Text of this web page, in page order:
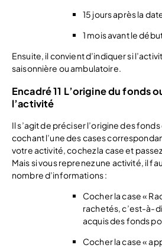
15 jours après la
1 mois avant le
Ensuite, il convient d’indiquer si
saisonnière ou ambulatoire.
Encadré 11 L’origine du fonds
l’activité
Il s’agit de préciser l’origine des
cochant l’une des cases
votre activité, cochez la case et
Mais si vous reprenez une activité, il
nombre d’informations :
Cocher la case «
rachetés, c’est-à-
acquis des fonds
Cocher la case «